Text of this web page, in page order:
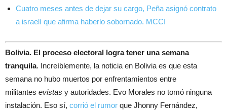
Cuatro meses antes de dejar su cargo, Peña asignó contrato
a israelí que afirma haberlo sobornado. MCCI
Bolivia. El proceso electoral logra tener una semana
tranquila. Increíblemente, la noticia en Bolivia es que esta
semana no hubo muertos por enfrentamientos entre
militantes evistas y autoridades. Evo Morales no tomó ninguna
instalación. Eso sí, corrió el rumor que Jhonny Fernández,